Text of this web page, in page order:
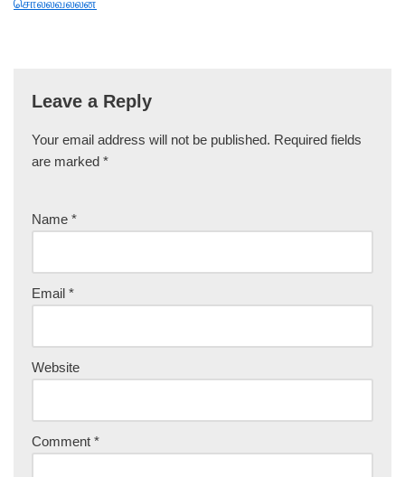
சொலல்வல்லன்
Leave a Reply
Your email address will not be published. Required fields
are marked *
Name *
Email *
Website
Comment *